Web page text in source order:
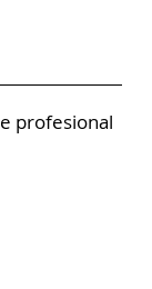
profesional